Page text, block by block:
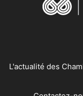
L'actualité des